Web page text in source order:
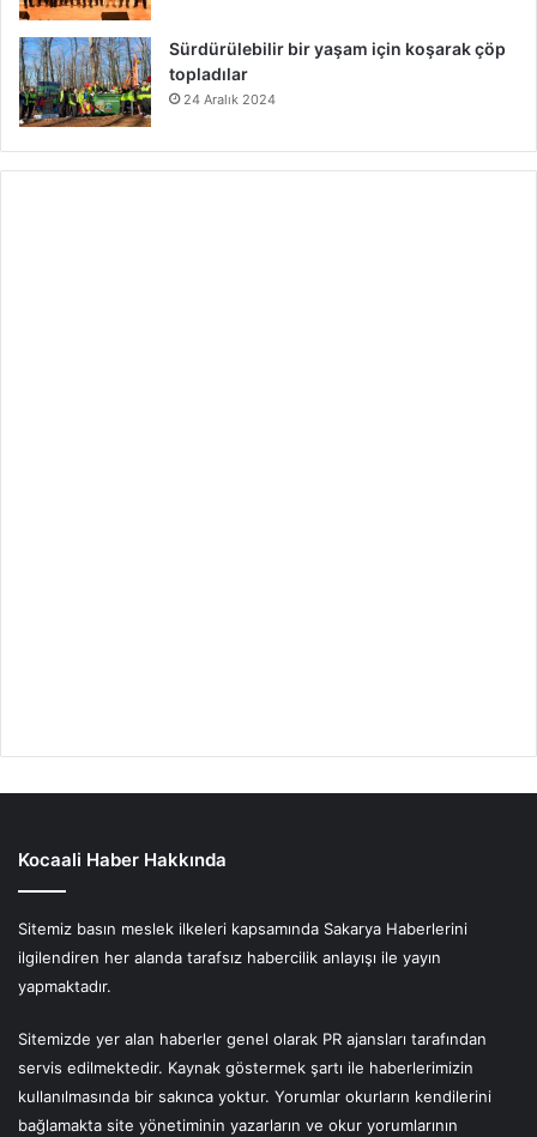
Sürdürülebilir bir yaşam için koşarak çöp
topladılar
24 Aralık 2024
Kocaali Haber Hakkında
Sitemiz basın meslek ilkeleri kapsamında Sakarya Haberlerini
ilgilendiren her alanda tarafsız habercilik anlayışı ile yayın
yapmaktadır.
Sitemizde yer alan haberler genel olarak PR ajansları tarafından
servis edilmektedir. Kaynak göstermek şartı ile haberlerimizin
kullanılmasında bir sakınca yoktur. Yorumlar okurların kendilerini
bağlamakta site yönetiminin yazarların ve okur yorumlarının